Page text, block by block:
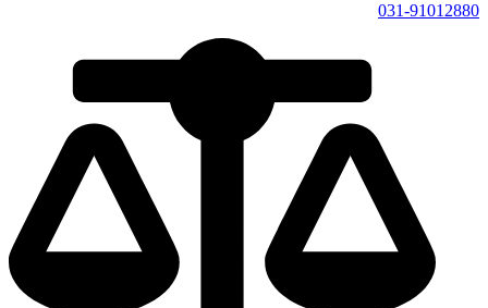
031-91012880